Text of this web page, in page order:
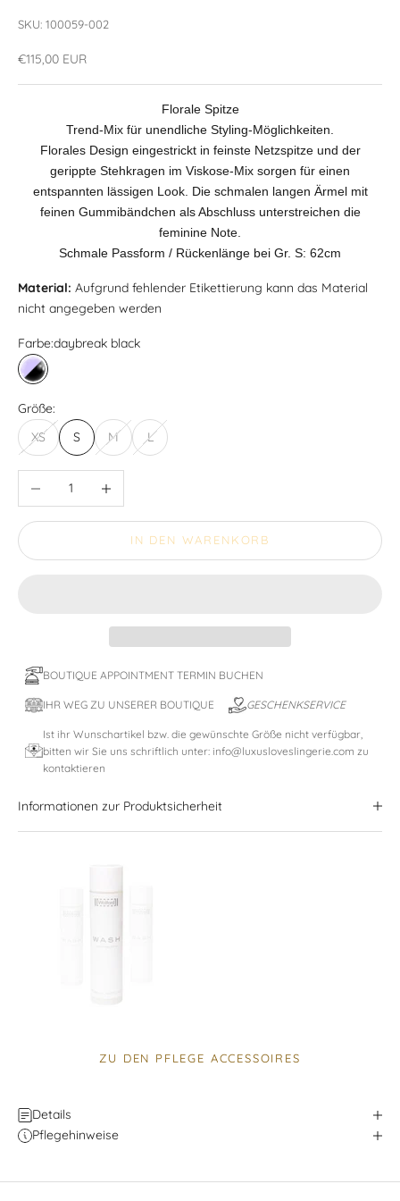
SKU: 100059-002
Angebot
€115,00 EUR
Florale Spitze
Trend-Mix für unendliche Styling-Möglichkeiten.
Florales Design eingestrickt in feinste Netzspitze und der
gerippte Stehkragen im Viskose-Mix sorgen für einen
entspannten lässigen Look. Die schmalen langen Ärmel mit
feinen Gummibändchen als Abschluss unterstreichen die
feminine Note.
Schmale Passform / Rückenlänge bei Gr. S: 62cm
Material: Aufgrund fehlender Etikettierung kann das Material
nicht angegeben werden
Farbe:daybreak black
daybreak black
Größe:
XS
S M L
Anzahl verringern
IN DEN WARENKORB
BOUTIQUE APPOINTMENT TERMIN BUCHEN
IHR WEG ZU UNSERER BOUTIQUE GESCHENKSERVICE
Ist ihr Wunschartikel bzw. die gewünschte Größe nicht verfügbar,
bitten wir Sie uns schriftlich unter: info@luxusloveslingerie.com zu
kontaktieren
Informationen zur Produktsicherheit
ZU DEN PFLEGE ACCESSOIRES
Details
Pflegehinweise